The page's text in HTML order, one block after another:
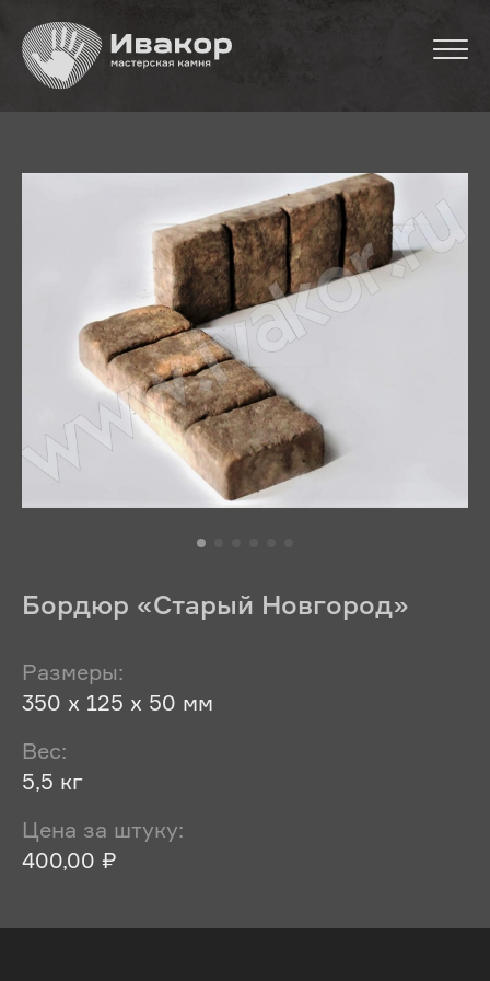
Бордюр «Старый Новгород»
Размеры:
350 х 125 х 50 мм
Вес:
5,5 кг
Цена за штуку:
400,00 ₽